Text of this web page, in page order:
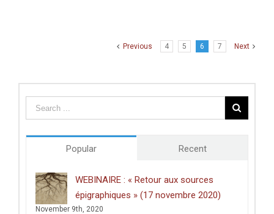
–
Previous 4 5 6 7 Next
Popular Recent
WEBINAIRE : « Retour aux sources
épigraphiques » (17 novembre 2020)
November 9th, 2020